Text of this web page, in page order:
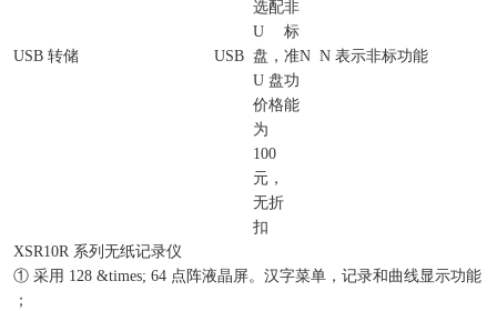
USB 转储 USB
选配
U
盘，
U 盘
价格
为
100
元，
无折
扣
非
标
准
功
能
N N 表示非标功能
XSR10R 系列无纸记录仪
① 采用 128 &times; 64 点阵液晶屏。汉字菜单，记录和曲线显示功能
；